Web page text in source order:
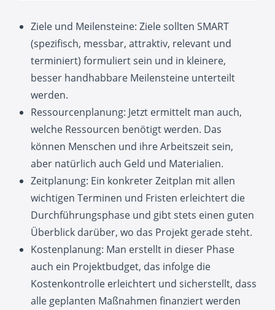
Ziele und Meilensteine: Ziele sollten SMART
(spezifisch, messbar, attraktiv, relevant und
terminiert) formuliert sein und in kleinere,
besser handhabbare Meilensteine unterteilt
werden.
Ressourcenplanung: Jetzt ermittelt man auch,
welche Ressourcen benötigt werden. Das
können Menschen und ihre Arbeitszeit sein,
aber natürlich auch Geld und Materialien.
Zeitplanung: Ein konkreter Zeitplan mit allen
wichtigen Terminen und Fristen erleichtert die
Durchführungsphase und gibt stets einen guten
Überblick darüber, wo das Projekt gerade steht.
Kostenplanung: Man erstellt in dieser Phase
auch ein Projektbudget, das infolge die
Kostenkontrolle erleichtert und sicherstellt, dass
alle geplanten Maßnahmen finanziert werden